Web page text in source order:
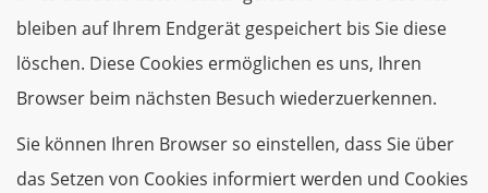
bleiben auf Ihrem Endgerät gespeichert bis Sie diese
löschen. Diese Cookies ermöglichen es uns, Ihren
Browser beim nächsten Besuch wiederzuerkennen.
Sie können Ihren Browser so einstellen, dass Sie über
das Setzen von Cookies informiert werden und Cookies